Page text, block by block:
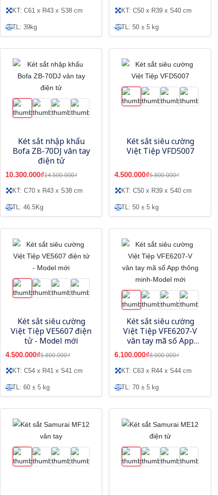
KT: C61 x R43 x S38 cm
TL: 39kg
KT: C50 x R39 x S40 cm
TL: 50 ± 5 kg
Két sắt nhập khẩu
Bofa ZB-70DJ vân tay
điện tử
10.300.000₫14.500.000₫
KT: C70 x R43 x S38 cm
TL: 46.5Kg
Két sắt siêu cường
Việt Tiệp VFD5007
4.500.000₫5.800.000₫
KT: C50 x R39 x S40 cm
TL: 50 ± 5 kg
Két sắt siêu cường
Việt Tiệp VE5607 điện
tử - Model mới
4.500.000₫5.800.000₫
KT: C54 x R41 x S41 cm
TL: 60 ± 5 kg
Két sắt siêu cường
Việt Tiệp VFE6207-V
vân tay mã số App
thông minh-Model
mới
6.100.000₫8.000.000₫
KT: C63 x R44 x S44 cm
TL: 70 ± 5 kg